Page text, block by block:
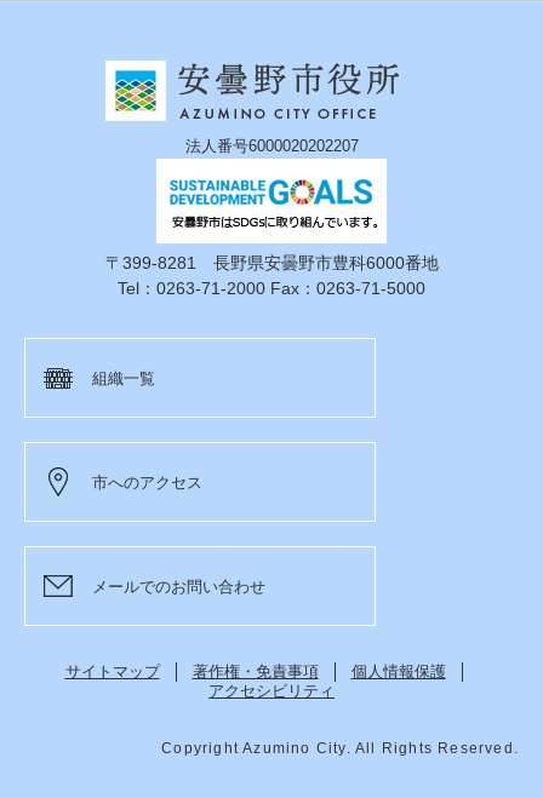
法人番号6000020202207
〒399-8281 長野県安曇野市豊科6000番地
Tel：0263-71-2000 Fax：0263-71-5000
組織一覧
市へのアクセス
メールでのお問い合わせ
サイトマップ 著作権・免責事項
個人情報保護
アクセシビリティ
Copyright Azumino City. All Rights Reserved.